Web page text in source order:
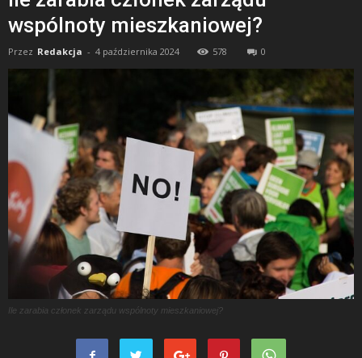
wspólnoty mieszkaniowej?
Przez Redakcja - 4 października 2024 578 0
Ile zarabia członek zarządu wspólnoty mieszkaniowej?